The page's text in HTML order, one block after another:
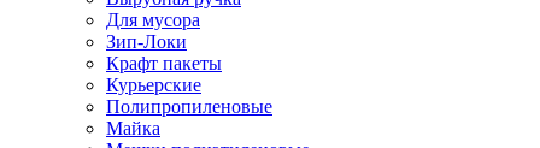
Для мусора
Зип-Локи
Крафт пакеты
Курьерские
Полипропиленовые
Майка